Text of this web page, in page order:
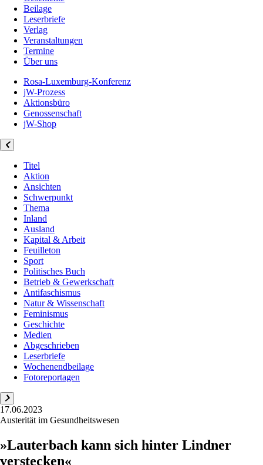
Beilage
Leserbriefe
Verlag
Veranstaltungen
Termine
Über uns
Rosa-Luxemburg-Konferenz
jW-Prozess
Aktionsbüro
Genossenschaft
jW-Shop
Titel
Aktion
Ansichten
Schwerpunkt
Thema
Inland
Ausland
Kapital & Arbeit
Feuilleton
Sport
Politisches Buch
Betrieb & Gewerkschaft
Antifaschismus
Natur & Wissenschaft
Feminismus
Geschichte
Medien
Abgeschrieben
Leserbriefe
Wochenendbeilage
Fotoreportagen
17.06.2023
Austerität im Gesundheitswesen
»Lauterbach kann sich hinter Lindner
verstecken«